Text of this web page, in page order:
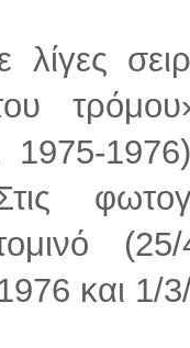
λίγες
1975-
και 1/